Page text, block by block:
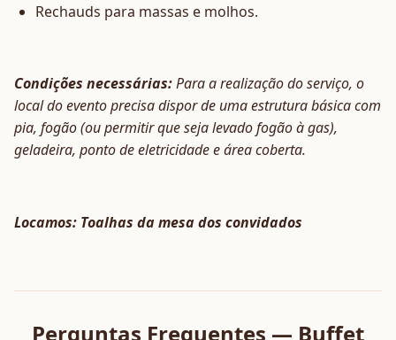
Rechauds para massas e molhos.
Condições necessárias:Para a realização do serviço, o
local do evento precisa dispor de uma estrutura básica com
pia, fogão (ou permitir que seja levado fogão à gas),
geladeira, ponto de eletricidade e área coberta.
Locamos: Toalhas da mesa dos convidados
Perguntas Frequentes — Buffet